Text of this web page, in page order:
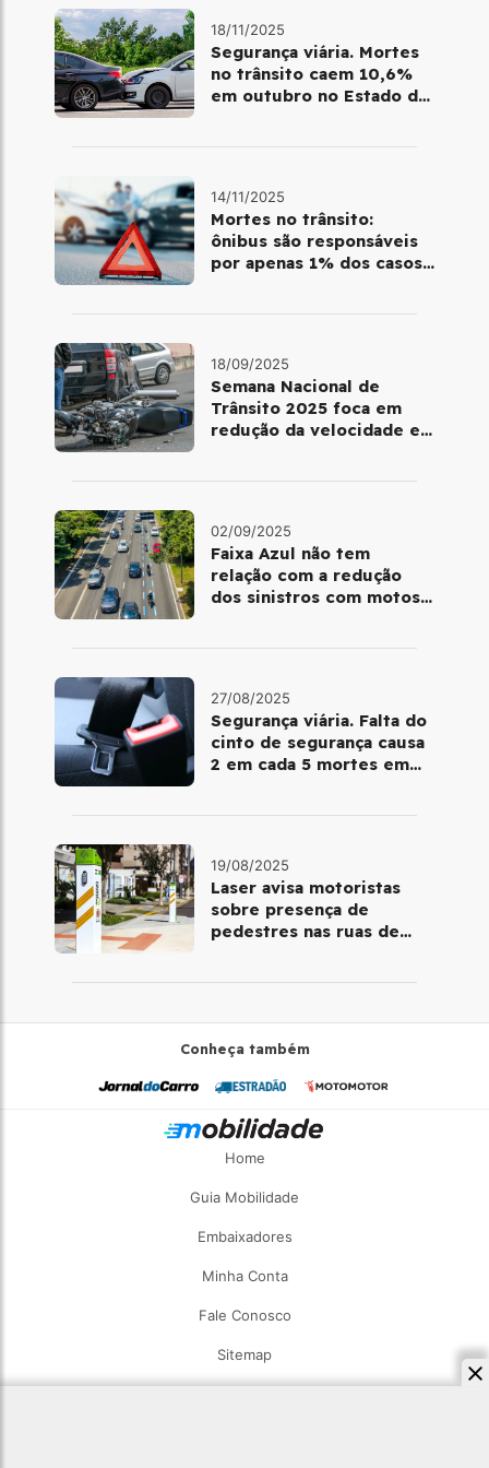
18/11/2025
Segurança viária. Mortes
no trânsito caem 10,6%
em outubro no Estado de
14/11/2025
Mortes no trânsito:
ônibus são responsáveis
por apenas 1% dos casos;
18/09/2025
Semana Nacional de
Trânsito 2025 foca em
redução da velocidade e
02/09/2025
Faixa Azul não tem
relação com a redução
dos sinistros com motos
27/08/2025
Segurança viária. Falta do
cinto de segurança causa
2 em cada 5 mortes em
19/08/2025
Laser avisa motoristas
sobre presença de
pedestres nas ruas de
Conheça também
Home
Guia Mobilidade
Embaixadores
Minha Conta
Fale Conosco
Sitemap